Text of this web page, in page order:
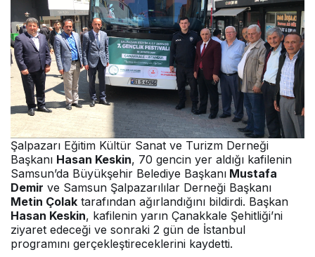
Şalpazarı Eğitim Kültür Sanat ve Turizm Derneği
Başkanı Hasan Keskin, 70 gencin yer aldığı kafilenin
Samsun’da Büyükşehir Belediye Başkanı Mustafa
Demir ve Samsun Şalpazarılılar Derneği Başkanı
Metin Çolak tarafından ağırlandığını bildirdi. Başkan
Hasan Keskin, kafilenin yarın Çanakkale Şehitliği’ni
ziyaret edeceği ve sonraki 2 gün de İstanbul
programını gerçekleştireceklerini kaydetti.